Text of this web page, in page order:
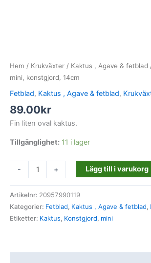
Hem / Krukväxter / Kaktus , Agave & fetblad
mini, konstgjord, 14cm
Fetblad, Kaktus , Agave & fetblad,
89.00kr
Fin liten oval kaktus.
Tillgänglighet: 11 i lager
- + Lägg till i varukorg
Artikelnr: 20957990119
Kategorier: Fetblad, Kaktus , Agave & fetblad,
Etiketter: Kaktus, Konstgjord, mini